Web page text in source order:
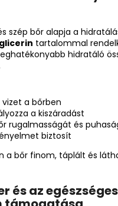
szép bőr alapja a
glicerin tartalommal
hidratáló
a bőrben
a kiszáradást
rugalmasságát és
biztosít
a bőr finom, táplált és
és az egészséges